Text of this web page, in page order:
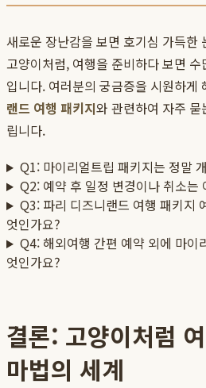
새로운 장난감을 보면 호기심 가득한
고양이처럼, 여행을 준비하다 보면
입니다. 여러분의 궁금증을 시원하게
랜드 여행 패키지와 관련하여 자주
립니다.
Q1: 마이리얼트립 패키지는 정말
Q2: 예약 후 일정 변경이나 취소는
Q3: 파리 디즈니랜드 여행 패키지
엇인가요?
Q4: 해외여행 간편 예약 외에 마이
엇인가요?
결론: 고양이처럼
마법의 세계